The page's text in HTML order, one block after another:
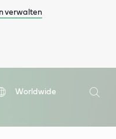
verwalten
Worldwide
Suche